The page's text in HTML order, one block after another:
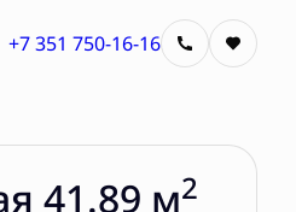
+7 351 750-16-16
Квартира забронирована
41.89 м2